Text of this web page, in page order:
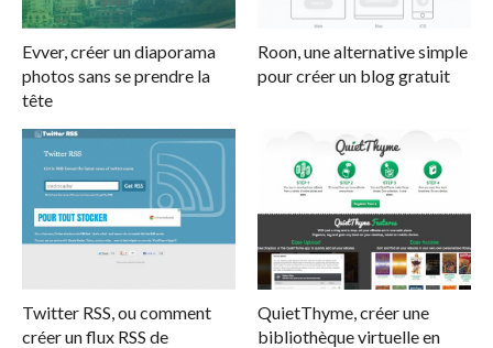
Evver, créer un diaporama
photos sans se prendre la
tête
Roon, une alternative simple
pour créer un blog gratuit
Twitter RSS, ou comment
créer un flux RSS de
QuietThyme, créer une
bibliothèque virtuelle en